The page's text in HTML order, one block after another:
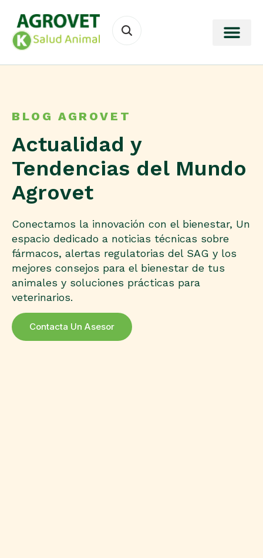
BLOG AGROVET
Actualidad y
Tendencias del Mundo
Agrovet
Conectamos la innovación con el bienestar, Un
espacio dedicado a noticias técnicas sobre
fármacos, alertas regulatorias del SAG y los
mejores consejos para el bienestar de tus
animales y soluciones prácticas para
veterinarios.
Contacta Un Asesor